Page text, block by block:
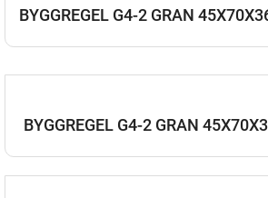
BYGGREGEL G4-2 GRAN
BYGGREGEL G4-2 GRAN